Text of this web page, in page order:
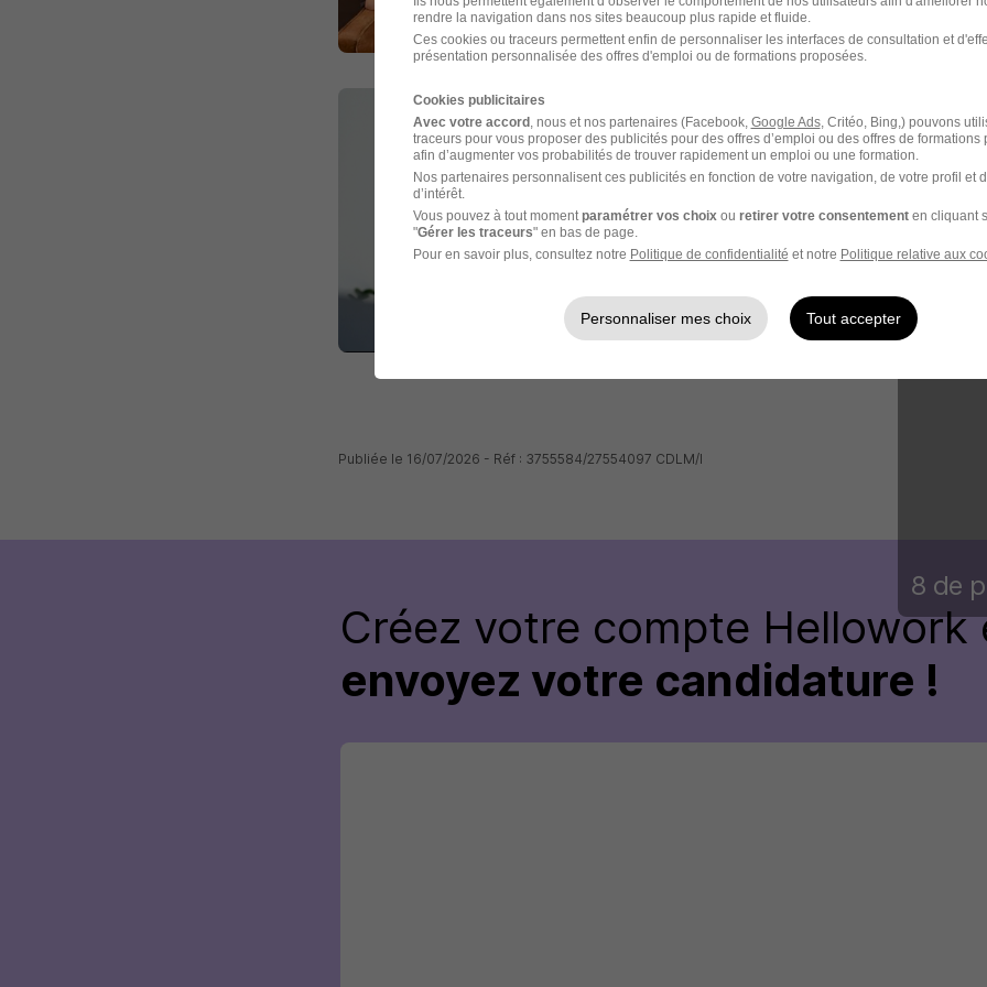
8 de
Publiée le 16/07/2026 - Réf : 3755584/27554097 CDLM/I
Créez votre compte Hellowork
envoyez votre candidature !
rendre la navigation dans nos sites beaucoup plus rapide et fluide.
Ces cookies ou traceurs permettent enfin de personnaliser les interfaces de consultation et
présentation personnalisée des offres d'emploi ou de formations proposées.
Cookies publicitaires
Avec votre accord, nous et nos partenaires (Facebook, Google Ads, Critéo, Bing,) pouvons
traceurs pour vous proposer des publicités pour des offres d’emploi ou des offres de formations
afin d’augmenter vos probabilités de trouver rapidement un emploi ou une formation.
Nos partenaires personnalisent ces publicités en fonction de votre navigation, de votre profil et
d’intérêt.
Vous pouvez à tout moment paramétrer vos choix ou retirer votre consentementen cliquant
"Gérer les traceurs" en bas de page.
Pour en savoir plus, consultez notre Politique de confidentialité et notre Politique relative aux
Personnaliser mes choix Tout accepter